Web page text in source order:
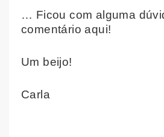
… Ficou com alguma
comentário aqui!
Um beijo!
Carla